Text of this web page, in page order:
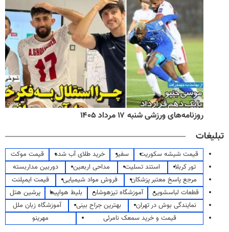
روزنامه‌های ورزشی شنبه ۱۷ مرداد ۱۴۰۵
تبلیغات
قیمت شیشه سکوریت سفیر خرید طلای آب شده
قیمت موکت
تور کربلا
استند تسلیت مداحی اربعین
دوربین مداربسته
مرجع پاسخ معتبر پزشکان
فروش مواد شیمیایی
قیمت ایمپلنت
قطعات لباسشویی
آموزشگاه تیزهوشان بلیط هواپیما
پرشین هتل
نمایندگی بوش در تهران
بهترین جراح بینی
آموزشگاه زبان ملل
قیمت و خرید سمعک نامرئی
مهرینو